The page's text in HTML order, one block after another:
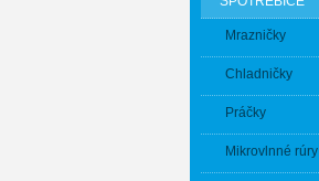
Mrazničky
Chladničky
Práčky
Mikrovlnné rúry